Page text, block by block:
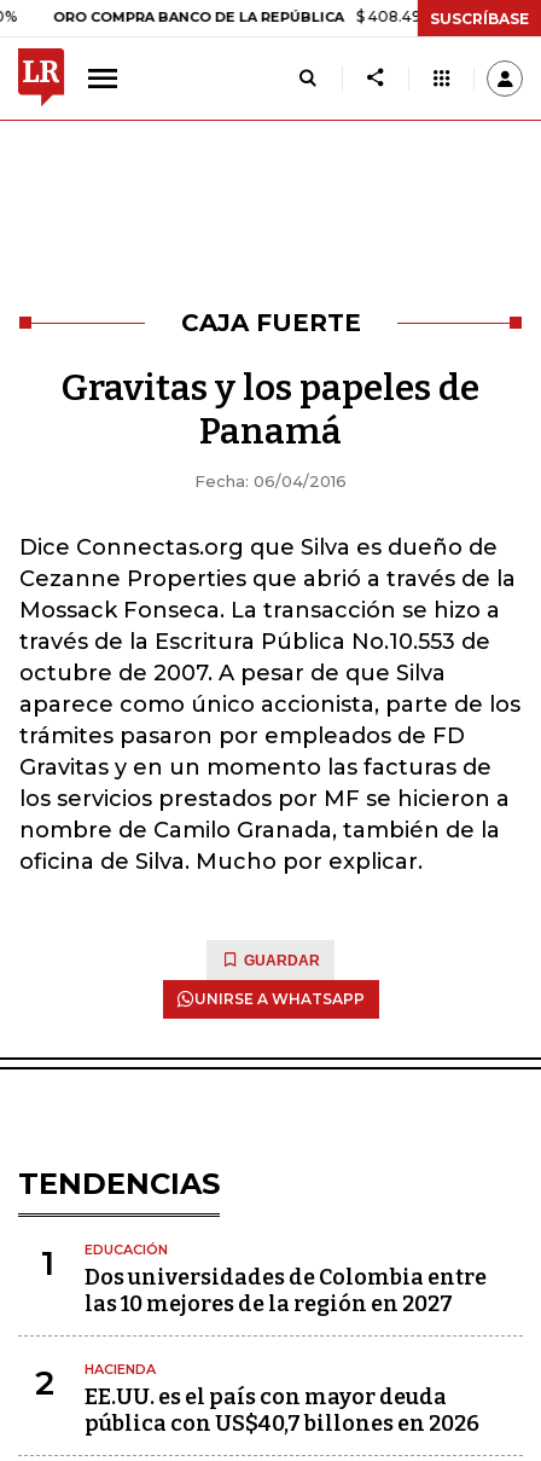
ORO COMPRA BANCO DE LA REPÚBLICA $ 408.498,97 +$ 8.753,81
SUSCRÍBASE
CAJA FUERTE
Gravitas y los papeles de
Panamá
Fecha: 06/04/2016
Dice Connectas.org que Silva es dueño de
Cezanne Properties que abrió a través de la
Mossack Fonseca. La transacción se hizo a
través de la Escritura Pública No.10.553 de
octubre de 2007. A pesar de que Silva
aparece como único accionista, parte de los
trámites pasaron por empleados de FD
Gravitas y en un momento las facturas de
los servicios prestados por MF se hicieron a
nombre de Camilo Granada, también de la
oficina de Silva. Mucho por explicar.
GUARDAR
UNIRSE A WHATSAPP
TENDENCIAS
1 EDUCACIÓN
Dos universidades de Colombia entre
las 10 mejores de la región en 2027
2 HACIENDA
EE.UU. es el país con mayor deuda
pública con US$40,7 billones en 2026